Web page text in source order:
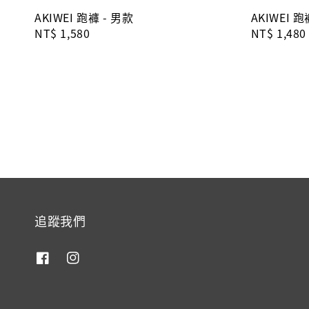
AKIWEI 跑褲 - 男款
Regular
NT$ 1,580
AKIWEI
Regular
NT$ 1,480
追蹤我們